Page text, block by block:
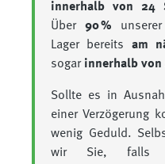
innerhalb von 24
Über 90 %
Lager bereits am
sogar innerhalb von
Sollte es in
einer Verzögerung
wenig Geduld.
wir Sie, falls